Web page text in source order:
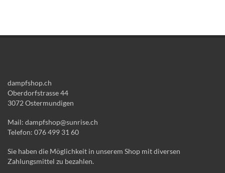
dampfshop.ch
Oberdorfstrasse 44
3072 Ostermundigen
Mail: dampfshop@sunrise.ch
Telefon: 076 499 31 60
Sie haben die Möglichkeit in unserem Shop mit diversen
Zahlungsmittel zu bezahlen.